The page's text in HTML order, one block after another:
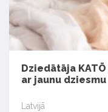
Dziedātāja
ar jaunu dziesmu
Latvijā